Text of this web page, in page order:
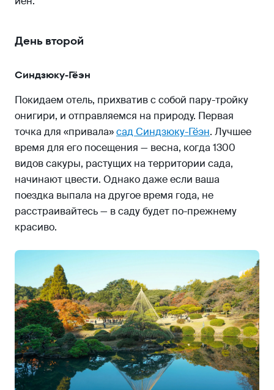
День второй
Синдзюку-Гёэн
Покидаем отель, прихватив с собой пару-тройку
онигири, и отправляемся на природу. Первая
точка для «привала»сад Синдзюку-Гёэн. Лучшее
время для его посещения — весна, когда 1300
видов сакуры, растущих на территории сада,
начинают цвести. Однако даже если ваша
поездка выпала на другое время года, не
расстраивайтесь — в саду будет по-прежнему
красиво.